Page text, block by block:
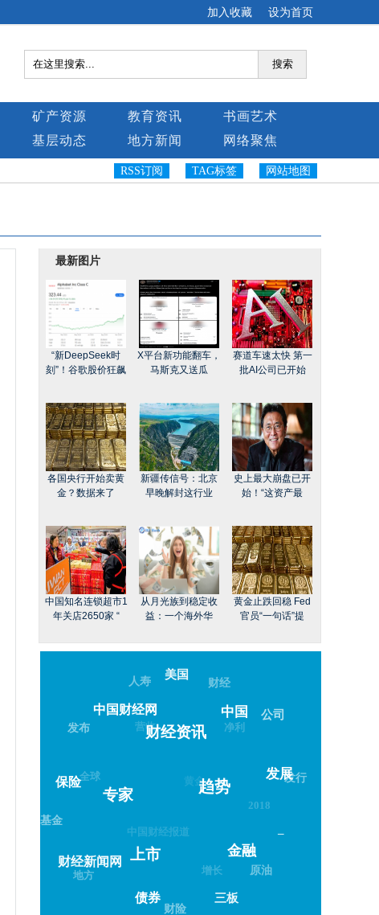
设为首页
加入收藏
搜索
矿产资源 教育资讯
书画艺术
基层动态 地方新闻
网络聚焦
网站地图
TAG标签
RSS订阅
最新图片
“新DeepSeek时
刻”！谷歌股价狂飙
X平台新功能翻车，
马斯克又送瓜
赛道车速太快 第一
批AI公司已开始
各国央行开始卖黄
金？数据来了
新疆传信号：北京
早晚解封这行业
史上最大崩盘已开
始！“这资产最
中国知名连锁超市1
年关店2650家 “
从月光族到稳定收
益：一个海外华
黄金止跌回稳 Fed
官员“一句话”提
财经新闻网
债券
上市
专家
保险
基金
地方
财险
三板
金融
趋势
财经资讯
中国财经网
发布
全球
中国财经报道
增长 原油
–
发展
中国
美国
人寿
营收
黄金
2018
发行
公司
财经
净利